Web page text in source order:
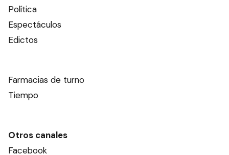
Política
Espectáculos
Edictos
Farmacias de turno
Tiempo
Otros canales
Facebook